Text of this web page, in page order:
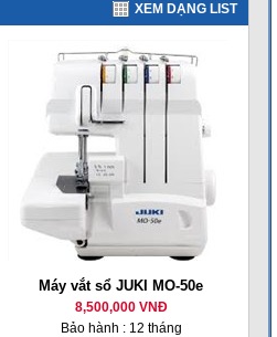
XEM DẠNG LIST
Máy vắt sổ JUKI MO-50e
8,500,000 VNĐ
Bảo hành : 12 tháng